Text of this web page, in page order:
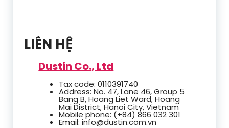
LIÊN HỆ
Dustin Co., Ltd
Tax code: 0110391740
Address: No. 47, Lane 46, Group 5
Bang B, Hoang Liet Ward, Hoang
Mai District, Hanoi City, Vietnam
Mobile phone: (+84) 866 032 301
Email: info@dustin.com.vn